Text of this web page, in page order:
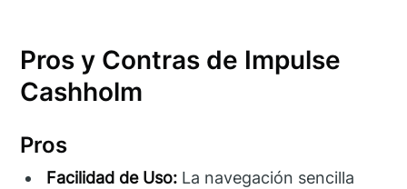
Pros y Contras de Impulse
Cashholm
Pros
Facilidad de Uso: La navegación sencilla